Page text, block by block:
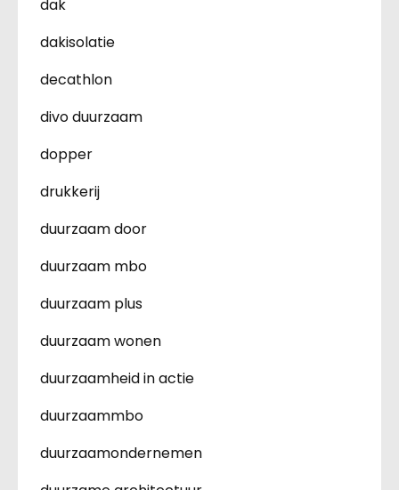
dak
dakisolatie
decathlon
divo duurzaam
dopper
drukkerij
duurzaam door
duurzaam mbo
duurzaam plus
duurzaam wonen
duurzaamheid in actie
duurzaammbo
duurzaamondernemen